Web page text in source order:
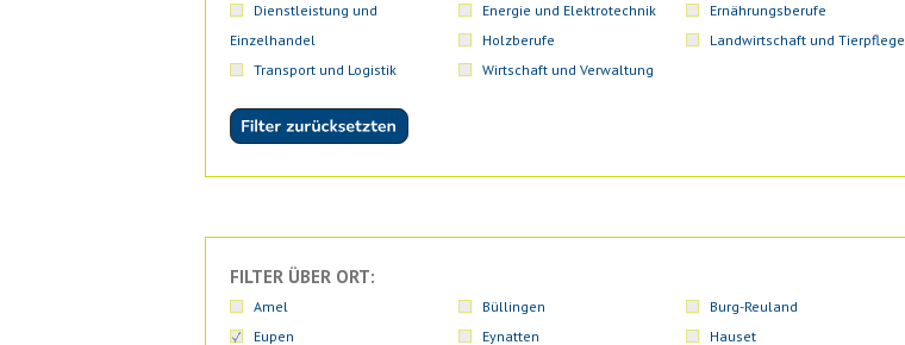
Dienstleistung und
Einzelhandel
Energie und Elektrotechnik Ernährungsberufe
Holzberufe
Landwirtschaft und Tierpflege
Transport und Logistik
Wirtschaft und Verwaltung
FILTER ÜBER ORT:
Amel Büllingen Burg-Reuland
Eupen
Eynatten Hauset